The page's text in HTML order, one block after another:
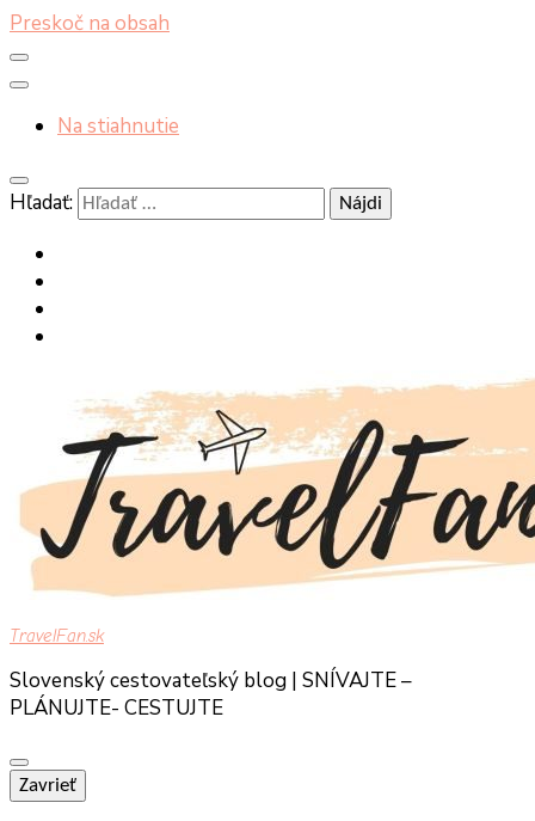
Preskoč na obsah
Na stiahnutie
Hľadať:
TravelFan.sk
Slovenský cestovateľský blog | SNÍVAJTE –
PLÁNUJTE- CESTUJTE
Zavrieť